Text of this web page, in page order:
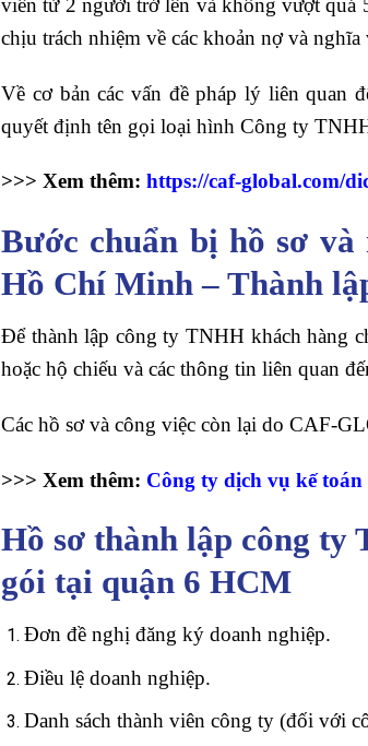
viên từ 2 người trở lên và không vượt
chịu trách nhiệm về các khoản nợ và
Về cơ bản các vấn đề pháp lý liên quan
quyết định tên gọi loại hình Công ty
>>> Xem thêm: https://caf-global.com/
Bước chuẩn bị hồ sơ
Hồ Chí Minh – Thành
Để thành lập công ty TNHH khách hàng
hoặc hộ chiếu và các thông tin liên quan
Các hồ sơ và công việc còn lại do CAF-
>>> Xem thêm: Công ty dịch vụ kế
Hồ sơ thành lập công ty
gói tại quận 6 HCM
Đơn đề nghị đăng ký doanh nghiệp.
Điều lệ doanh nghiệp.
Danh sách thành viên công ty (đối với